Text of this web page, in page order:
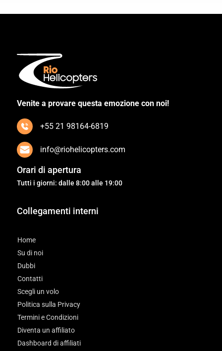
Venite a provare questa emozione con noi!
+55 21 98164-6819
info@riohelicopters.com
Orari di apertura
Tutti i giorni: dalle 8:00 alle 19:00
Collegamenti interni
Home
Su di noi
Dubbi
Contatti
Scegli un volo
Politica sulla Privacy
Termini e Condizioni
Diventa un affiliato
Dashboard di affiliati